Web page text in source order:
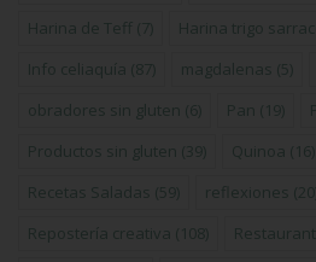
Harina de Teff (7) Harina trigo
Info celiaquía (87) magdalenas (5)
obradores sin gluten (6) Pan (19)
Productos sin gluten (39) Quinoa (16)
Recetas Saladas (59) reflexiones
Repostería creativa (108)